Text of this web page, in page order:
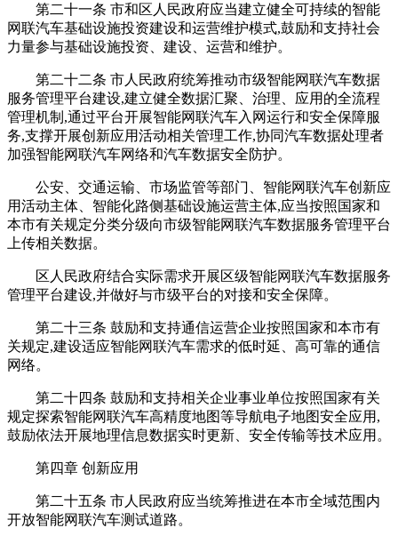
第二十一条 市和区人民政府应当建立健全可持续的智能
网联汽车基础设施投资建设和运营维护模式,鼓励和支持社会
力量参与基础设施投资、建设、运营和维护。
第二十二条 市人民政府统筹推动市级智能网联汽车数据
服务管理平台建设,建立健全数据汇聚、治理、应用的全流程
管理机制,通过平台开展智能网联汽车入网运行和安全保障服
务,支撑开展创新应用活动相关管理工作,协同汽车数据处理者
加强智能网联汽车网络和汽车数据安全防护。
公安、交通运输、市场监管等部门、智能网联汽车创新应
用活动主体、智能化路侧基础设施运营主体,应当按照国家和
本市有关规定分类分级向市级智能网联汽车数据服务管理平台
上传相关数据。
区人民政府结合实际需求开展区级智能网联汽车数据服务
管理平台建设,并做好与市级平台的对接和安全保障。
第二十三条 鼓励和支持通信运营企业按照国家和本市有
关规定,建设适应智能网联汽车需求的低时延、高可靠的通信
网络。
第二十四条 鼓励和支持相关企业事业单位按照国家有关
规定探索智能网联汽车高精度地图等导航电子地图安全应用,
鼓励依法开展地理信息数据实时更新、安全传输等技术应用。
第四章 创新应用
第二十五条 市人民政府应当统筹推进在本市全域范围内
开放智能网联汽车测试道路。